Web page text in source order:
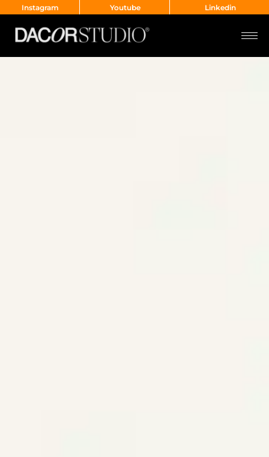
Instagram Youtube Linkedin